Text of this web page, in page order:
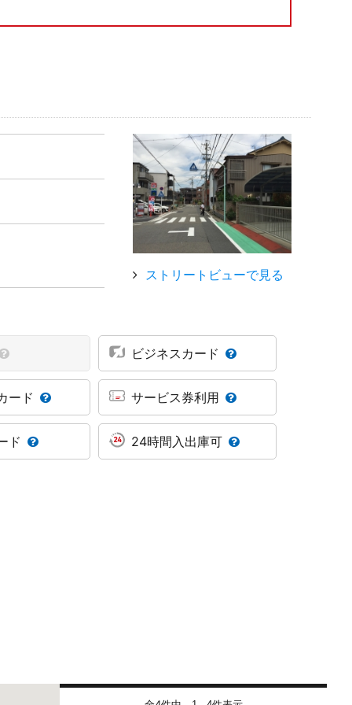
ストリートビューで見る
ビジネスカード
ード サービス券利用
ド 24時間入出庫可